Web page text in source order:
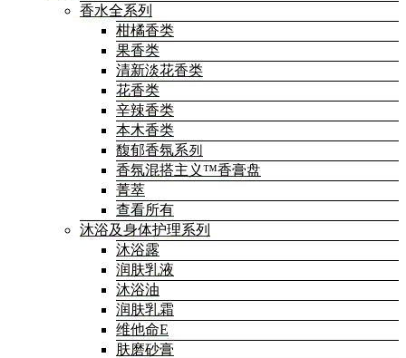
香水全系列
柑橘香类
果香类
清新淡花香类
花香类
辛辣香类
本木香类
馥郁香氛系列
香氛混搭主义™香膏盘
菁萃
查看所有
沐浴及身体护理系列
沐浴露
润肤乳液
沐浴油
润肤乳霜
维他命E
肤磨砂膏